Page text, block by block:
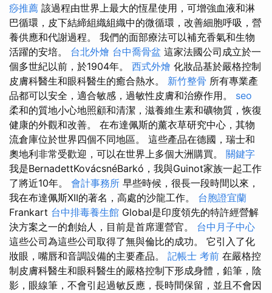
痧推薦 該過程由世界上最大的恆星使用，可增強血液和淋
巴循環，皮下結締組織組織中的微循環，改善細胞呼吸，營
養供應和代謝過程。 我們的面部療法可以補充香氣和生物
活躍的安培。 台北外燴 台中喬骨盆 這家法國公司成立於一
個多世紀以前，於1904年。 西式外燴 化妝品基於嚴格控制
皮膚科醫生和眼科醫生的癒合熱水。 新竹整骨 所有專業產
品都可以安全，適合敏感，過敏性皮膚和治療作用。 seo
柔和的質地小心地照顧和清潔，滋養維生素和礦物質，恢復
健康的外觀和改善。 在布達佩斯的薰衣草研究中心，其物
流倉庫位於世界四個不同地區。 這些產品在德國，瑞士和
奧地利非常受歡迎，可以在世界上多個大洲購買。 關鍵字
我是BernadettKovácsnéBarkó，我與Guinot家族一起工作
了將近10年。 會計事務所 早些時候，很長一段時間以來，
我在布達佩斯XII的著名，高處的沙龍工作。 台胞證宜蘭
Frankart 台中排毒養生館 Global是印度領先的特許經營解
決方案之一的創始人，目前是首席運營官。 台中月子中心
這些公司為這些公司取得了無與倫比的成功。 它引入了化
妝眼，嘴唇和音調設備的主要產品。 記帳士 考前 在嚴格控
制皮膚科醫生和眼科醫生的嚴格控制下形成身體，鉛筆，陰
影，眼線筆，不會引起過敏反應，長時間保留，並且不會因